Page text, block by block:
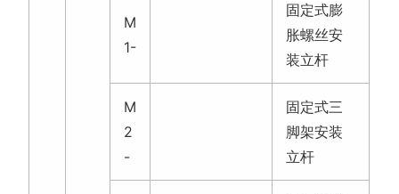
M
1-
固定式膨
胀螺丝安
装立杆
M
2
-
固定式三
脚架安装
立杆